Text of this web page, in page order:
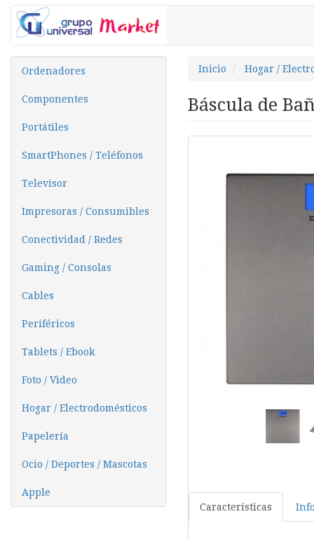
Ordenadores
Componentes
Portátiles
SmartPhones / Teléfonos
Televisor
Impresoras / Consumibles
Conectividad / Redes
Gaming / Consolas
Cables
Periféricos
Tablets / Ebook
Foto / Video
Hogar / Electrodomésticos
Papelería
Ocio / Deportes / Mascotas
Apple
Inicio Hogar /
Báscula de
Características